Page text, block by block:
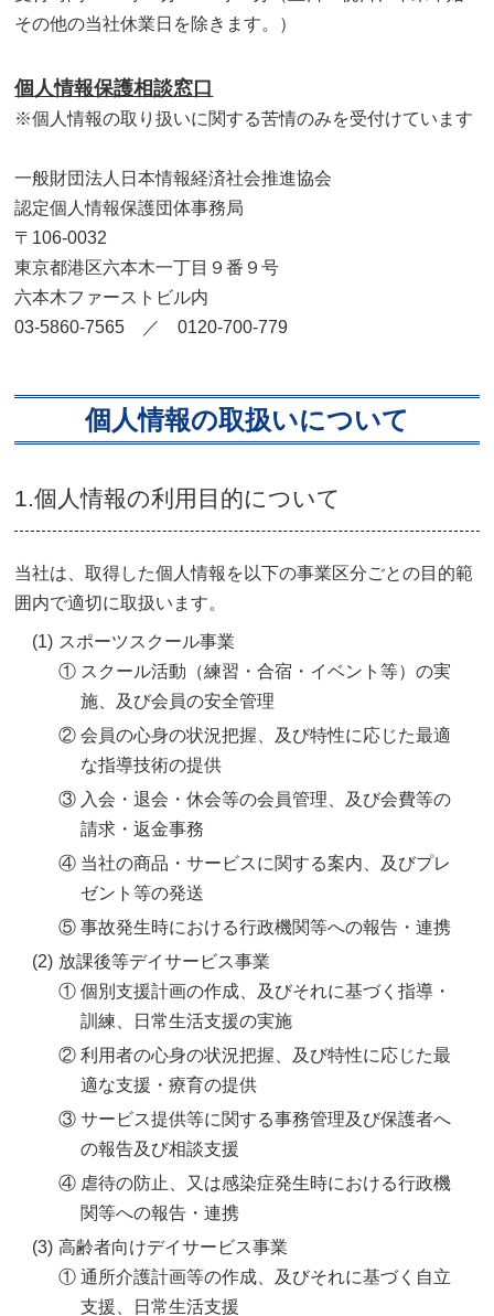
その他の当社休業日を除きます。）
個人情報保護相談窓口
※個人情報の取り扱いに関する苦情のみを受付けています
一般財団法人日本情報経済社会推進協会
認定個人情報保護団体事務局
〒106-0032
東京都港区六本木一丁目９番９号
六本木ファーストビル内
03-5860-7565 ／ 0120-700-779
個人情報の取扱いについて
1.個人情報の利用目的について
当社は、取得した個人情報を以下の事業区分ごとの目的範
囲内で適切に取扱います。
(1) スポーツスクール事業
① スクール活動（練習・合宿・イベント等）の実
施、及び会員の安全管理
② 会員の心身の状況把握、及び特性に応じた最適
な指導技術の提供
③ 入会・退会・休会等の会員管理、及び会費等の
請求・返金事務
④ 当社の商品・サービスに関する案内、及びプレ
ゼント等の発送
⑤ 事故発生時における行政機関等への報告・連携
(2) 放課後等デイサービス事業
① 個別支援計画の作成、及びそれに基づく指導・
訓練、日常生活支援の実施
② 利用者の心身の状況把握、及び特性に応じた最
適な支援・療育の提供
③ サービス提供等に関する事務管理及び保護者へ
の報告及び相談支援
④ 虐待の防止、又は感染症発生時における行政機
関等への報告・連携
(3) 高齢者向けデイサービス事業
① 通所介護計画等の作成、及びそれに基づく自立
支援、日常生活支援